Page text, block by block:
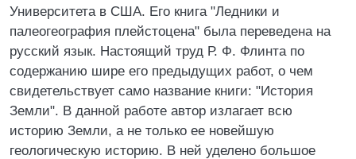
Университета в США. Его книга "Ледники и
палеогеография плейстоцена" была переведена на
русский язык. Настоящий труд Р. Ф. Флинта по
содержанию шире его предыдущих работ, о чем
свидетельствует само название книги: "История
Земли". В данной работе автор излагает всю
историю Земли, а не только ее новейшую
геологическую историю. В ней уделено большое